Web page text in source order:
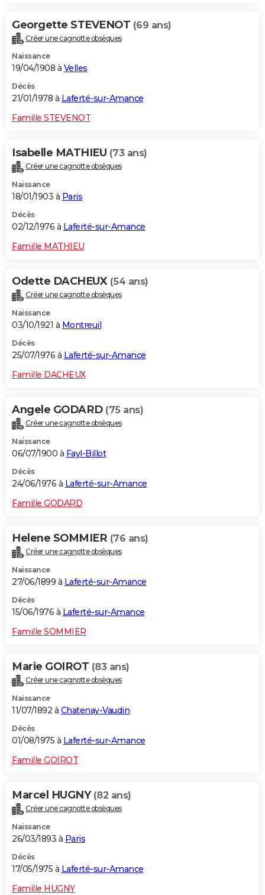
Georgette STEVENOT (69 ans)
Créer une cagnotte obsèques
Naissance
19/04/1908 à Velles
Décès
21/01/1978 à Laferté-sur-Amance
Famille STEVENOT
Isabelle MATHIEU (73 ans)
Créer une cagnotte obsèques
Naissance
18/01/1903 à Paris
Décès
02/12/1976 à Laferté-sur-Amance
Famille MATHIEU
Odette DACHEUX (54 ans)
Créer une cagnotte obsèques
Naissance
03/10/1921 à Montreuil
Décès
25/07/1976 à Laferté-sur-Amance
Famille DACHEUX
Angele GODARD (75 ans)
Créer une cagnotte obsèques
Naissance
06/07/1900 à Fayl-Billot
Décès
24/06/1976 à Laferté-sur-Amance
Famille GODARD
Helene SOMMIER (76 ans)
Créer une cagnotte obsèques
Naissance
27/06/1899 à Laferté-sur-Amance
Décès
15/06/1976 à Laferté-sur-Amance
Famille SOMMIER
Marie GOIROT (83 ans)
Créer une cagnotte obsèques
Naissance
11/07/1892 à Chatenay-Vaudin
Décès
01/08/1975 à Laferté-sur-Amance
Famille GOIROT
Marcel HUGNY (82 ans)
Créer une cagnotte obsèques
Naissance
26/03/1893 à Paris
Décès
17/05/1975 à Laferté-sur-Amance
Famille HUGNY